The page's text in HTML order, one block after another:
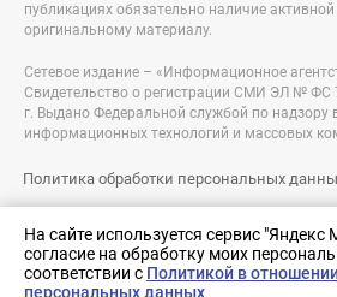
На сайте используется сервис
согласие на обработку моих
соответствии с Политикой в
персональных данных
публикациях обязательно наличие
оригинальному материалу.
Сетевое издание – «Информационное
Свидетельство о регистрации СМИ ЭЛ № ФС
г. Выдано Федеральной службой по надзору
информационных технологий и массовых
Политика обработки персональных
Разработка сайта:
nologostudio.ru